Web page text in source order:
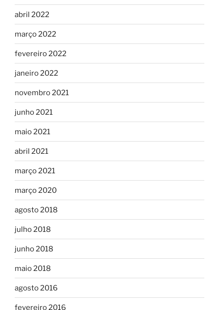
abril 2022
março 2022
fevereiro 2022
janeiro 2022
novembro 2021
junho 2021
maio 2021
abril 2021
março 2021
março 2020
agosto 2018
julho 2018
junho 2018
maio 2018
agosto 2016
fevereiro 2016